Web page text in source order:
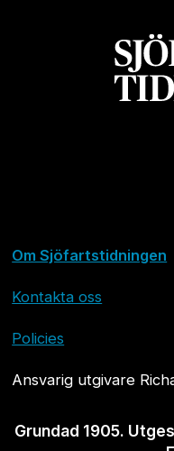
Om Sjöfartstidningen
Kontakta oss
Policies
Ansvarig utgivare
Grundad 1905.